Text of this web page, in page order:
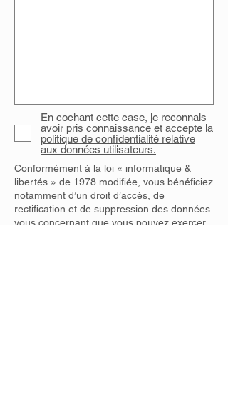
En cochant cette case, je reconnais
avoir pris connaissance et accepte la
politique de confidentialité relative
aux données utilisateurs.
Conformément à la loi « informatique &
libertés » de 1978 modifiée, vous bénéficiez
notamment d’un droit d’accès, de
rectification et de suppression des données
vous concernant que vous pouvez exercer